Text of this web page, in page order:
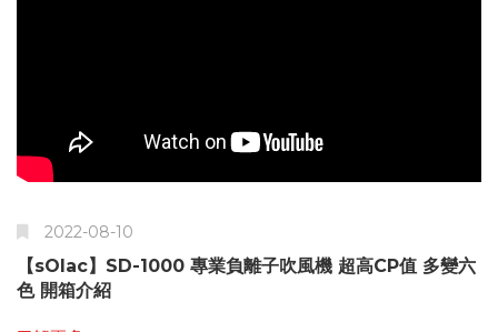
2022-08-10
【sOlac】SD-1000 專業負離子吹風機 超高CP值 多變六
色 開箱介紹